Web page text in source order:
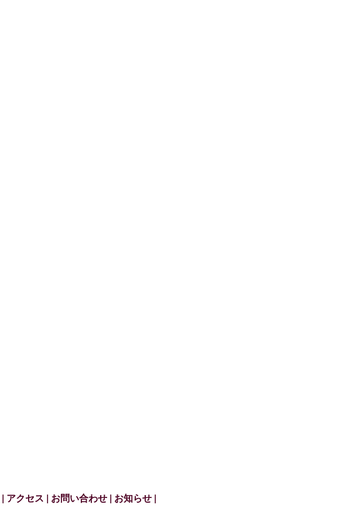
アクセス お問い合わせ お知らせ